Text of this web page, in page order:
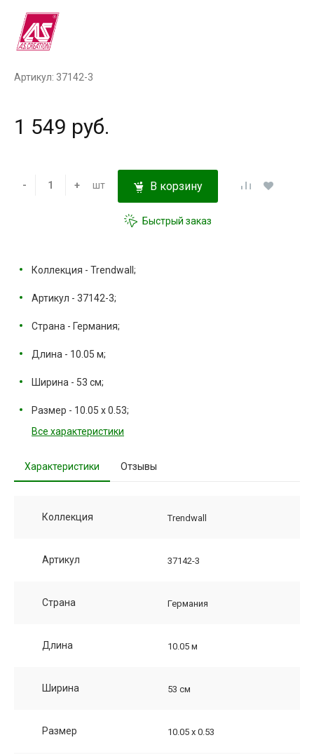
Артикул: 37142-3
1 549 руб.
- + шт В корзину
Быстрый заказ
Коллекция - Trendwall;
Артикул - 37142-3;
Страна - Германия;
Длина - 10.05 м;
Ширина - 53 см;
Размер - 10.05 х 0.53;
Все характеристики
Характеристики Отзывы
Коллекция Trendwall
Артикул 37142-3
Страна Германия
Длина 10.05 м
Ширина 53 см
Размер 10.05 х 0.53